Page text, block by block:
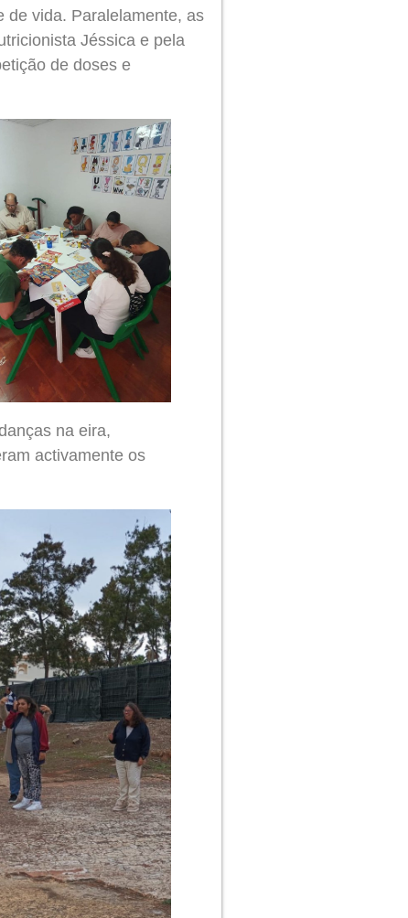
de vida. Paralelamente, as
Jéssica e pela
de doses e
na eira,
activamente os